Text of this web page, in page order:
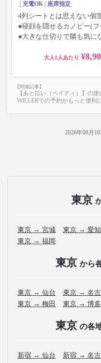
充電OK
座席指定
4列シートとは思えない個
●寝顔を隠せるカノピー(フ
●大きな仕切りで隣も気に
大人
【あと払い（ペイディ）】の
WILLERでの予約がもっと便利
2026年08月
東京
東京 → 宮城 東京 → 愛知
東京 → 福岡
東京 から
東京 → 仙台 東京 → 名
東京 → 梅田
東京 → 博多
東京 の各
新宿 → 仙台 新宿 → 名